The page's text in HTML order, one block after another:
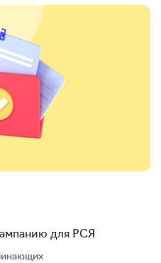
для РСЯ